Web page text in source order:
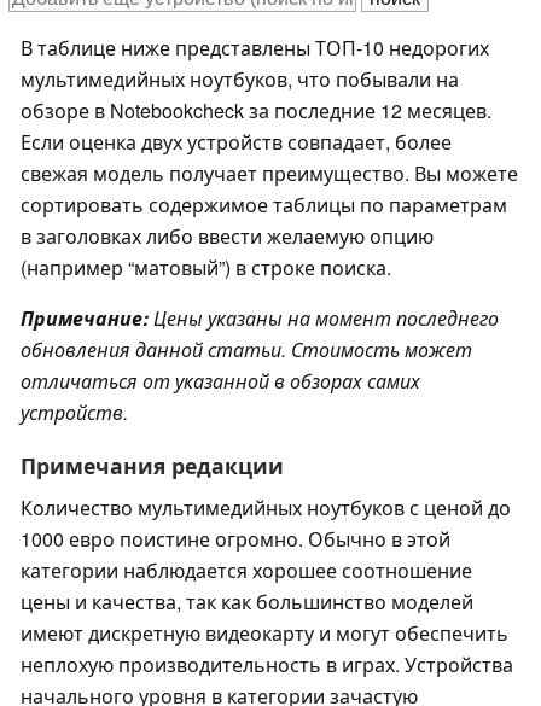
В таблице ниже представлены ТОП-10 недорогих
мультимедийных ноутбуков, что побывали на
обзоре в Notebookcheck за последние 12 месяцев.
Если оценка двух устройств совпадает, более
свежая модель получает преимущество. Вы можете
сортировать содержимое таблицы по параметрам
в заголовках либо ввести желаемую опцию
(например “матовый”) в строке поиска.
Примечание:Цены указаны на момент последнего
обновления данной статьи. Стоимость может
отличаться от указанной в обзорах самих
устройств.
Примечания редакции
Количество мультимедийных ноутбуков с ценой до
1000 евро поистине огромно. Обычно в этой
категории наблюдается хорошее соотношение
цены и качества, так как большинство моделей
имеют дискретную видеокарту и могут обеспечить
неплохую производительность в играх. Устройства
начального уровня в категории зачастую